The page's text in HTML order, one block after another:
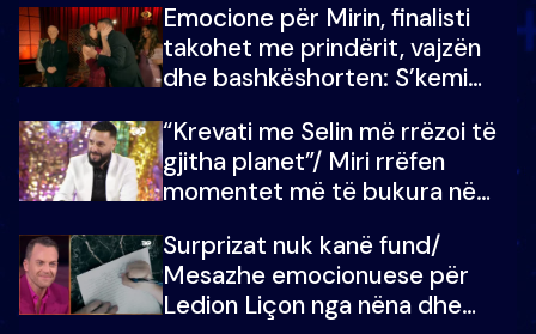
çmimin e madh
Emocione për Mirin, finalisti
takohet me prindërit, vajzën
dhe bashkëshorten: S’kemi
“Krevati me Selin më rrëzoi të
gjitha planet”/ Miri rrëfen
momentet më të bukura në
mungojë zilja e mëngjesit kur…
Surprizat nuk kanë fund/
Mesazhe emocionuese për
Ledion Liçon nga nëna dhe